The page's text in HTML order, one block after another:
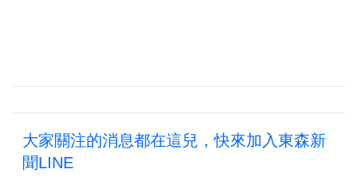
大家關注的消息都在這兒，快來加入東森新
聞LINE